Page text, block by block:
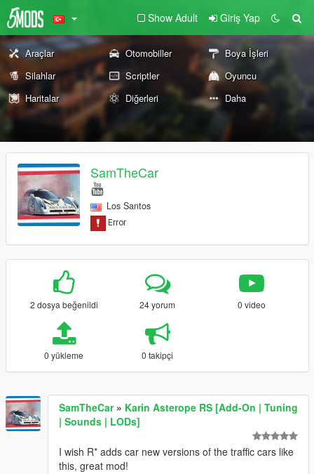
Show Adult Giriş Yap
Araçlar Otomobiller
Boya İşleri
Silahlar
Scriptler
Oyuncu
Haritalar
Diğerleri Daha
SamTheCar
Los Santos
2 dosya beğenildi 24 yorum 0 video
0 yükleme 0 takipçi
SamTheCar» Karin Asterope RS [Add-On | Tuning
| Sounds | LODs]
I wish R* adds car new versions of the traffic cars like
this, great mod!